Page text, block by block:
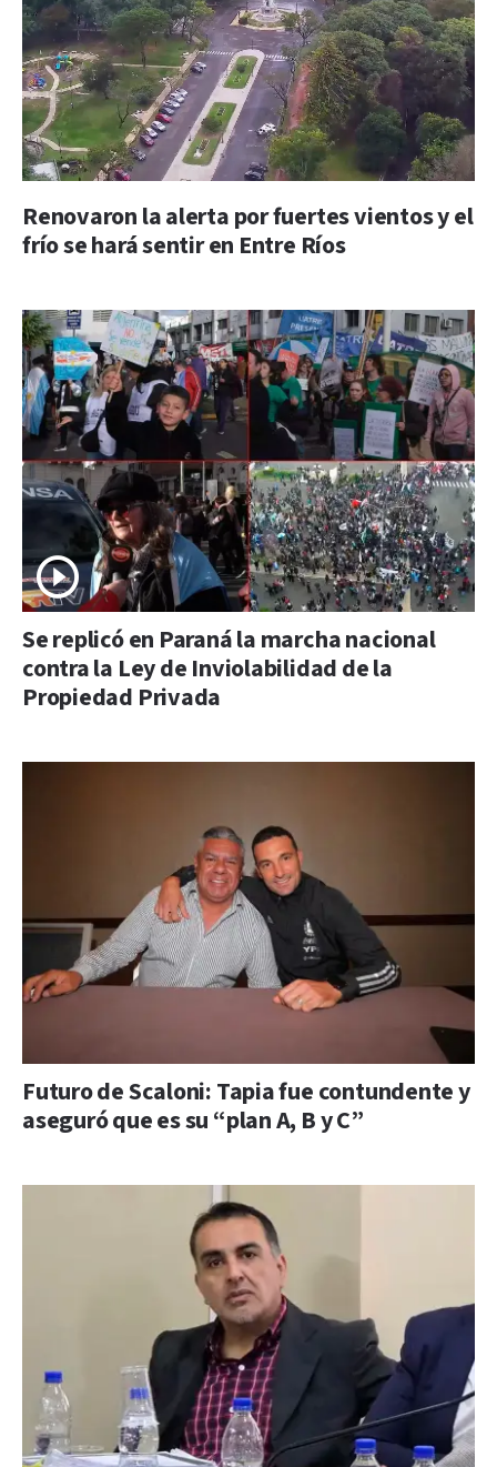
Renovaron la alerta por fuertes vientos y el
frío se hará sentir en Entre Ríos
Se replicó en Paraná la marcha nacional
contra la Ley de Inviolabilidad de la
Propiedad Privada
Futuro de Scaloni: Tapia fue contundente y
aseguró que es su “plan A, B y C”